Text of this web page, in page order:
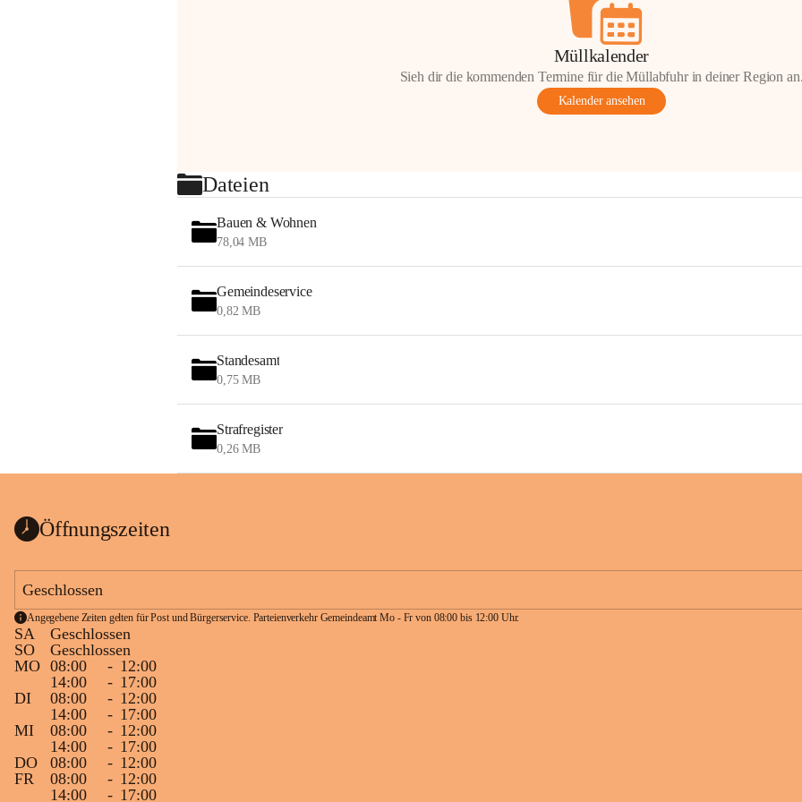
Müllkalender
Sieh dir die kommenden Termine für die Müllabfuhr in deiner Region
Kalender ansehen
Dateien
Bauen & Wohnen
78,04 MB
Gemeindeservice
0,82 MB
Standesamt
0,75 MB
Strafregister
0,26 MB
Öffnungszeiten
Geschlossen
Angegebene Zeiten gelten für Post und Bürgerservice. Parteienverkehr Gemeindeamt Mo - Fr von 08:00 bis 12:00 Uhr.
SA
Geschlossen
SO
Geschlossen
MO 08:00 - 12:00
14:00
- 17:00
DI
08:00 - 12:00
14:00
- 17:00
MI
08:00 - 12:00
14:00
- 17:00
DO
08:00 - 12:00
FR
08:00 - 12:00
14:00
- 17:00